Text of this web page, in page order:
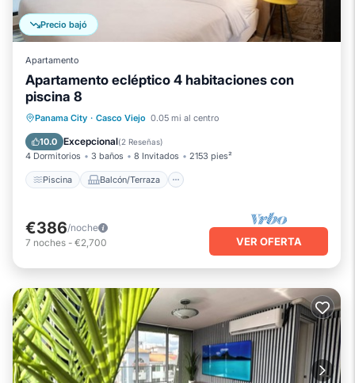
Precio bajó
Apartamento
Apartamento ecléptico 4 habitaciones con
piscina 8
Panama City · Casco Viejo 0.05 mi al centro
10.0 Excepcional(2 Reseñas)
4 Dormitorios 3 baños 8 Invitados 2153 pies²
Piscina Balcón/Terraza
Piscina Balcón/Terraza
Aire acondicionado
€386/noche
7 noches - €2,700 VER OFERTA